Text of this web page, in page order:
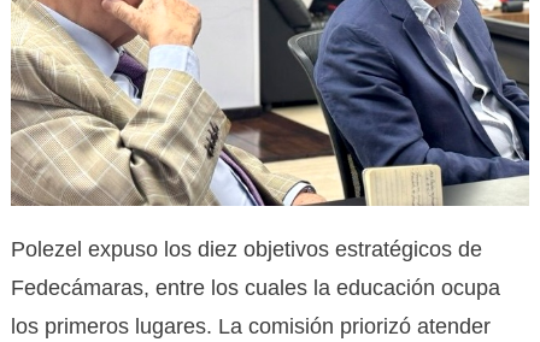
Polezel expuso los diez objetivos estratégicos de
Fedecámaras, entre los cuales la educación ocupa
los primeros lugares. La comisión priorizó atender